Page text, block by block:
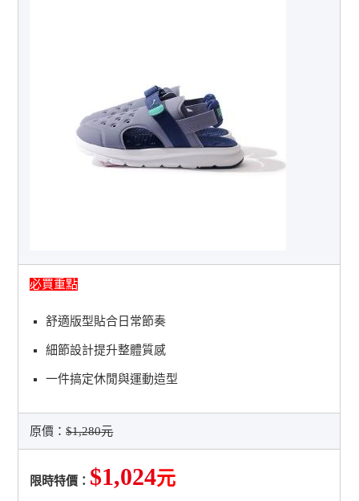
必買重點
舒適版型貼合日常節奏
細節設計提升整體質感
一件搞定休閒與運動造型
原價：$1,280元
限時特價： $1,024元